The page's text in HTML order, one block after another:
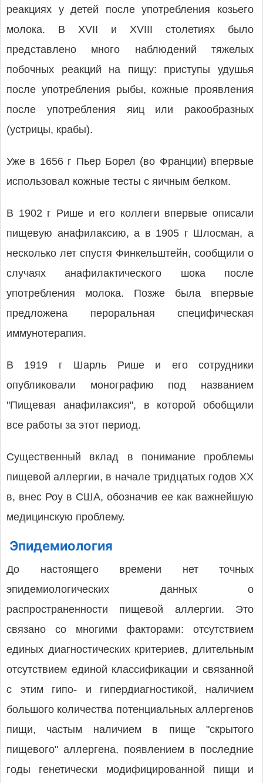
реакциях у детей после употребления козьего
молока. В XVII и XVIII столетиях было
представлено много наблюдений тяжелых
побочных реакций на пищу: приступы удушья
после употребления рыбы, кожные проявления
после употребления яиц или ракообразных
(устрицы, крабы).
Уже в 1656 г Пьер Борел (во Франции) впервые
использовал кожные тесты с яичным белком.
В 1902 г Рише и его коллеги впервые описали
пищевую анафилаксию, а в 1905 г Шлосман, а
несколько лет спустя Финкельштейн, сообщили о
случаях анафилактического шока после
употребления молока. Позже была впервые
предложена пероральная специфическая
иммунотерапия.
В 1919 г Шарль Рише и его сотрудники
опубликовали монографию под названием
"Пищевая анафилаксия", в которой обобщили
все работы за этот период.
Существенный вклад в понимание проблемы
пищевой аллергии, в начале тридцатых годов XX
в, внес Роу в США, обозначив ее как важнейшую
медицинскую проблему.
Эпидемиология
До настоящего времени нет точных
эпидемиологических данных о
распространенности пищевой аллергии. Это
связано со многими факторами: отсутствием
единых диагностических критериев, длительным
отсутствием единой классификации и связанной
с этим гипо- и гипердиагностикой, наличием
большого количества потенциальных аллергенов
пищи, частым наличием в пище "скрытого
пищевого" аллергена, появлением в последние
годы генетически модифицированной пищи и